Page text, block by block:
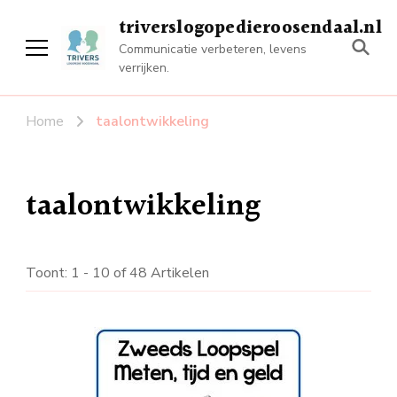
triverslogopedieroosendaal.nl
Communicatie verbeteren, levens
verrijken.
Home taalontwikkeling
taalontwikkeling
Toont: 1 - 10 of 48 Artikelen